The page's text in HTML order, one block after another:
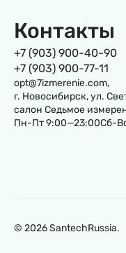
Контакты
+7 (903) 900-40-90
+7 (903) 900-77-11
opt@7izmerenie.com,
г. Новосибирск, ул.
салон Седьмое
Пн-Пт 9:00—23:00Сб-
© 2026 SantechRussia.